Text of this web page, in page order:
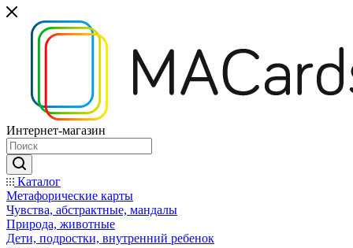
Интернет-магазин
Каталог
Mетафорические карты
Чувства, абстрактные, мандалы
Природа, животные
Дети, подростки, внутренний ребенок